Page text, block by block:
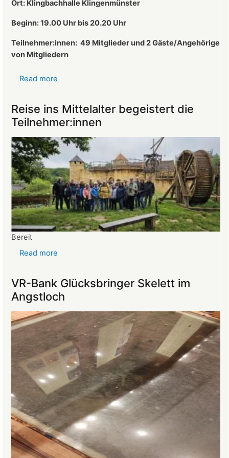
Vorsitzender
des
Ort: Klingbachhalle Klingenmünster
Beginn: 19.00 Uhr bis 20.20 Uhr
Teilnehmer:innen: 49 Mitglieder und 2 Gäste/Angehörige
von Mitgliedern
Read more
Mitgliederversammlung
vom
26.03.2025
Reise ins Mittelalter begeistert die
Teilnehmer:innen
Bereit
Read more
Mittelalter
begeistert
die
Teilnehmer:innen
VR-Bank Glücksbringer Skelett im
Angstloch